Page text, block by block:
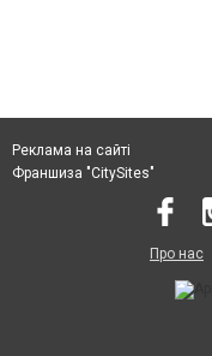
Реклама на сайті
Франшиза "CitySites"
Про нас